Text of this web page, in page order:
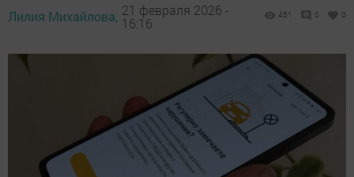
Лилия Михайлова, 21 февраля 2026 -
16:16
451 0 0